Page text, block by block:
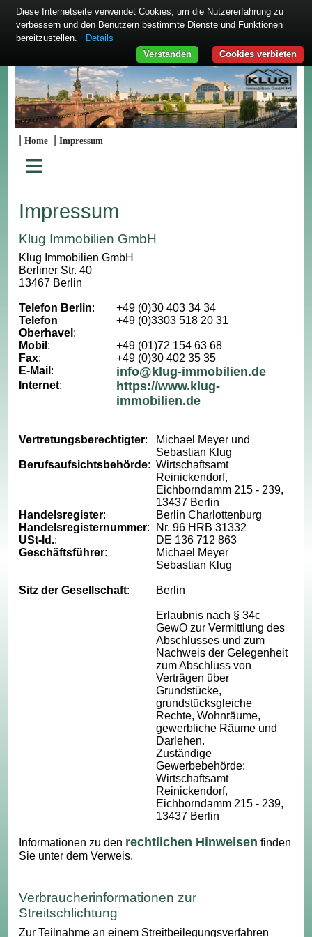
|Home |Impressum
≡
Impressum
Klug Immobilien GmbH
Klug Immobilien GmbH
Berliner Str. 40
13467 Berlin
Telefon Berlin:
+49 (0)30 403 34 34
Telefon
Oberhavel :
+49 (0)3303 518 20 31
Mobil :
+49 (01)72 154 63 68
Fax:
+49 (0)30 402 35 35
E-Mail : info@klug-immobilien.de
Internet:
https://www.klug-
immobilien.de
Vertretungsberechtigter:
Michael Meyer und
Sebastian Klug
Berufsaufsichtsbehörde:Wirtschaftsamt
Reinickendorf,
Eichborndamm 215 - 239,
13437 Berlin
Handelsregister:
Berlin Charlottenburg
Handelsregisternummer:
Nr. 96 HRB 31332
USt-Id.:
DE 136 712 863
Geschäftsführer:
Michael Meyer
Sebastian Klug
Sitz der Gesellschaft: Berlin
Erlaubnis nach § 34c
GewO zur Vermittlung des
Abschlusses und zum
Nachweis der Gelegenheit
zum Abschluss von
Verträgen über
Grundstücke,
grundstücksgleiche
Rechte, Wohnräume,
gewerbliche Räume und
Darlehen.
Zuständige
Gewerbebehörde:
Wirtschaftsamt
Reinickendorf,
Eichborndamm 215 - 239,
13437 Berlin
Informationen zu den rechtlichen Hinweisen finden
Sie unter dem Verweis.
Verbraucherinformationen zur
Streitschlichtung
Zur Teilnahme an einem Streitbeilegungsverfahren
Diese Internetseite verwendet Cookies, um die Nutzererfahrung zu
verbessern und den Benutzern bestimmte Dienste und Funktionen
bereitzustellen.
Details
Cookies verbieten
Verstanden